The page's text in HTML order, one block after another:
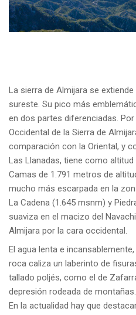
La sierra de Almijara se
sureste. Su pico más
en dos partes diferenciadas.
Occidental de la Sierra de
comparación con la Oriental, y
Las Llanadas, tiene como
Camas de 1.791 metros de
mucho más escarpada en la
La Cadena (1.645 msnm) y
suaviza en el macizo del
Almijara por la cara occidental.
El agua lenta e
roca caliza un laberinto de
tallado poljés, como el de
depresión rodeada de montañas.
En la actualidad hay que